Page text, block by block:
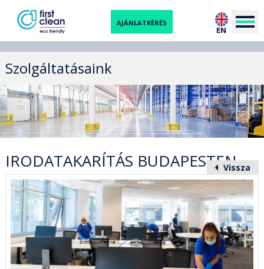
EN
AJÁNLATKÉRÉS
Szolgáltatásaink
IRODATAKARÍTÁS BUDAPESTENVissza